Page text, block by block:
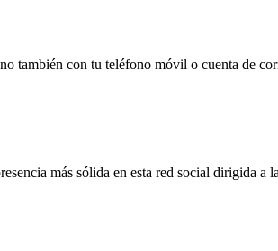
también con tu teléfono móvil o cuenta de
más sólida en esta red social dirigida a